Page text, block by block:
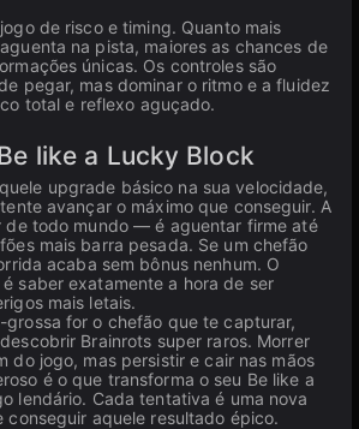
de risco e timing. Quanto mais
na pista, maiores as chances de
únicas. Os controles são
pegar, mas dominar o ritmo e a fluidez
total e reflexo aguçado.
like a Lucky Block
upgrade básico na sua velocidade,
avançar o máximo que conseguir. A
de todo mundo — é aguentar firme até
mais barra pesada. Se um chefão
acaba sem bônus nenhum. O
saber exatamente a hora de ser
mais letais.
grossa for o chefão que te capturar,
Brainrots super raros. Morrer
do jogo, mas persistir e cair nas mãos
é o que transforma o seu Be like a
lendário. Cada tentativa é uma nova
conseguir aquele resultado épico.